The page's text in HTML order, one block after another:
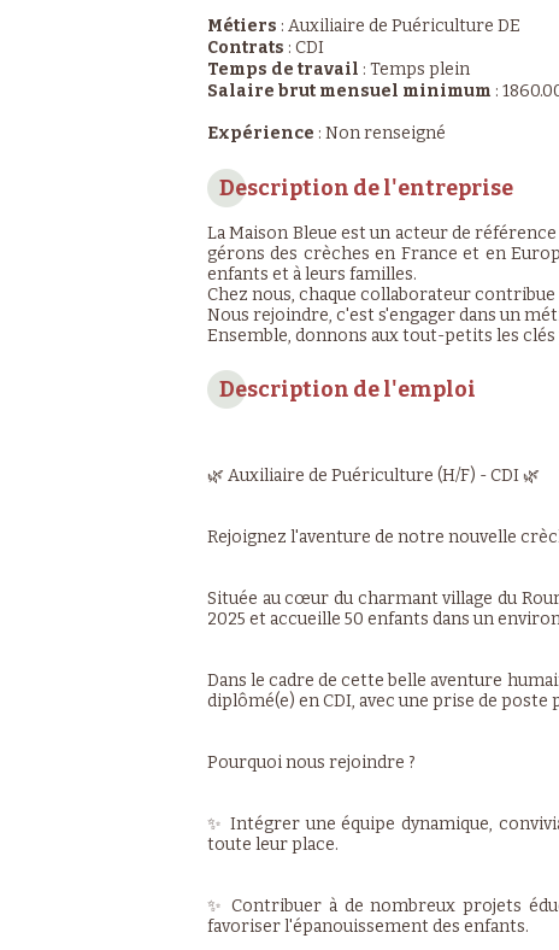
Métiers : Auxiliaire de Puériculture DE
Contrats : CDI
Temps de travail : Temps plein
Salaire brut mensuel minimum :
Expérience : Non renseigné
Description de l'entreprise
La Maison Bleue est un acteur de
gérons des crèches en France et en
enfants et à leurs familles.
Chez nous, chaque collaborateur
Nous rejoindre, c'est s'engager dans un
Ensemble, donnons aux tout-petits les
Description de l'emploi
🌿 Auxiliaire de Puériculture (H/F) - CDI 🌿
Rejoignez l'aventure de notre nouvelle
Située au cœur du charmant village du
2025 et accueille 50 enfants dans un
Dans le cadre de cette belle aventure
diplômé(e) en CDI, avec une prise de poste
Pourquoi nous rejoindre ?
✨ Intégrer une équipe dynamique,
toute leur place.
✨ Contribuer à de nombreux projets
favoriser l'épanouissement des enfants.